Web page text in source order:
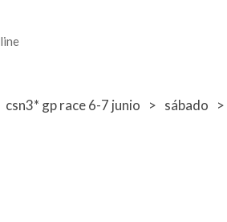
csn3* gp race 6-7 junio sábado